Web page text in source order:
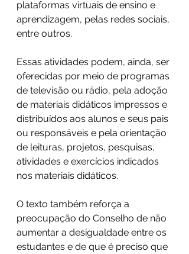
plataformas virtuais de ensino e
aprendizagem, pelas redes sociais,
entre outros.
Essas atividades podem, ainda, ser
oferecidas por meio de programas
de televisão ou rádio, pela adoção
de materiais didáticos impressos e
distribuídos aos alunos e seus pais
ou responsáveis e pela orientação
de leituras, projetos, pesquisas,
atividades e exercícios indicados
nos materiais didáticos.
O texto também reforça a
preocupação do Conselho de não
aumentar a desigualdade entre os
estudantes e de que é preciso que